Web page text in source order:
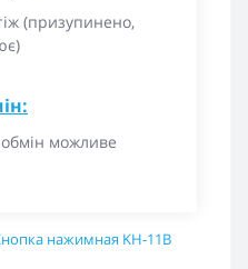
(призупинено,
можливе
нажимная KH-11B